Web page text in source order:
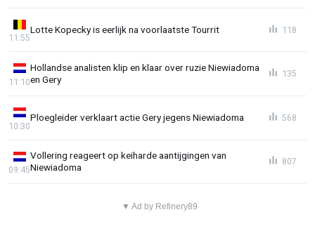
Lotte Kopecky is eerlijk na voorlaatste Tourrit
11:55
118
Hollandse analisten klip en klaar over ruzie Niewiadoma
en Gery
11:10
135
Ploegleider verklaart actie Gery jegens Niewiadoma
10:30
568
Vollering reageert op keiharde aantijgingen van
Niewiadoma
09:45
807
▼ Ad by Refinery89